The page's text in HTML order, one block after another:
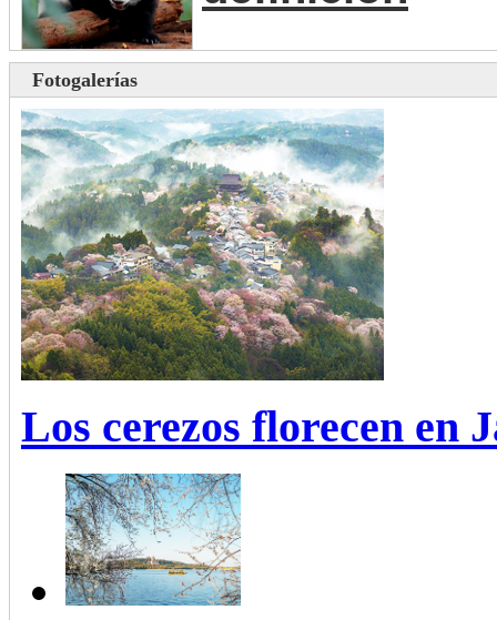
Fotogalerías
Los cerezos florecen en